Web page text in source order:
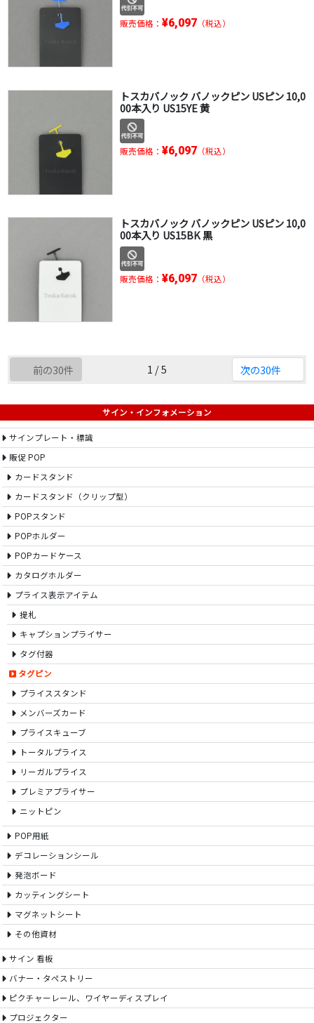
販売価格： ¥6,097（税込）
トスカバノック バノックピン USピン 10,0
00本入り US15YE 黄
販売価格： ¥6,097（税込）
トスカバノック バノックピン USピン 10,0
00本入り US15BK 黒
販売価格： ¥6,097（税込）
前の30件 1 / 5 次の30件
サイン・インフォメーション
サインプレート・標識
販促 POP
カードスタンド
カードスタンド（クリップ型）
POPスタンド
POPホルダー
POPカードケース
カタログホルダー
プライス表示アイテム
提札
キャプションプライサー
タグ付器
タグピン
プライススタンド
メンバーズカード
プライスキューブ
トータルプライス
リーガルプライス
プレミアプライサー
ニットピン
POP用紙
デコレーションシール
発泡ボード
カッティングシート
マグネットシート
その他資材
サイン 看板
バナー・タペストリー
ピクチャーレール、ワイヤーディスプレイ
プロジェクター